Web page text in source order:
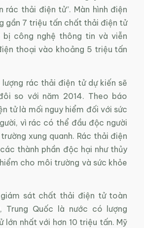
rác thải điện tử”. Màn hình điện
gần 7 triệu tấn chất thải điện tử
bị công nghệ thông tin và viễn
thoại vào khoảng 5 triệu tấn
rác thải điện tử dự kiến sẽ
so với năm 2014. Theo báo
tử là mối nguy hiểm đối với sức
vì rác có thể đầu độc người
xung quanh. Rác thải điện
thành phần độc hại như thủy
cho môi trường và sức khỏe
sát chất thải điện tử toàn
Trung Quốc là nước có lượng
lớn nhất với hơn 10 triệu tấn. Mỹ